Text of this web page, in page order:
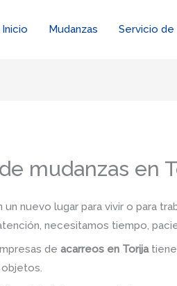
Inicio Mudanzas Servicio de
mudanzas en
un nuevo lugar para vivir o para
necesitamos tiempo,
deacarreos en Torija
objetos.